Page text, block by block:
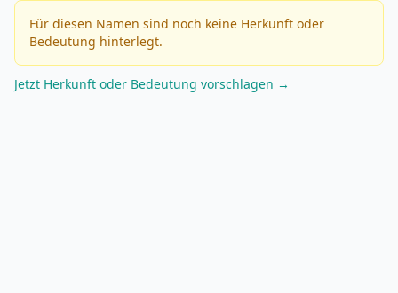
Für diesen Namen sind noch keine Herkunft oder
Bedeutung hinterlegt.
Jetzt Herkunft oder Bedeutung vorschlagen →